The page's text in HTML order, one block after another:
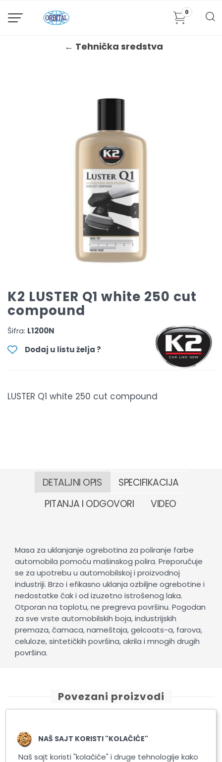
0
← Tehnička sredstva
K2 LUSTER Q1 white 250 cut
compound
Šifra: L1200N
Dodaj u listu želja ?
LUSTER Q1 white 250 cut compound
DETALJNI OPIS
SPECIFIKACIJA
PITANJA I ODGOVORI
VIDEO
Masa za uklanjanje ogrebotina za poliranje farbe
automobila pomoću mašinskog polira. Preporučuje
se za upotrebu u automobilskoj i proizvodnoj
industriji. Brzo i efikasno uklanja ozbiljne ogrebotine i
nedostatke čak i od izuzetno istrošenog laka.
Otporan na toplotu, ne pregreva površinu. Pogodan
za sve vrste automobilskih boja, industrijskih
premaza, čamaca, nameštaja, gelcoats-a, farova,
celuloze, sintetičkih površina, akrila i mnogih drugih
površina.
Povezani proizvodi
NAŠ SAJT KORISTI "KOLAČIĆE"
Naš sajt koristi "kolačiće" i druge tehnologije kako